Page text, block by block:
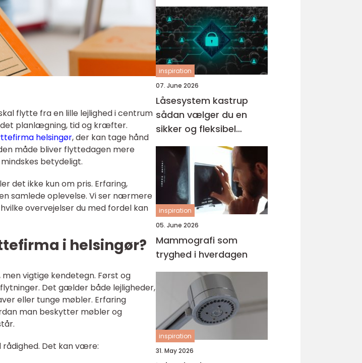
flytte fra en lille lejlighed i centrum
det planlægning, tid og kræfter.
helsingør, der kan tage hånd
måde bliver flyttedagen mere
betydeligt.
det ikke kun om pris. Erfaring,
samlede oplevelse. Vi ser nærmere
overvejelser du med fordel kan
i helsingør?
vigtige kendetegn. Først og
Det gælder både lejligheder,
eller tunge møbler. Erfaring
man beskytter møbler og
Det kan være:
inspiration
07. June 2026
Låsesystem kastrup
sådan vælger du en
sikker og fleksibel
løsning
inspiration
05. June 2026
Mammografi som
tryghed i hverdagen
inspiration
31. May 2026